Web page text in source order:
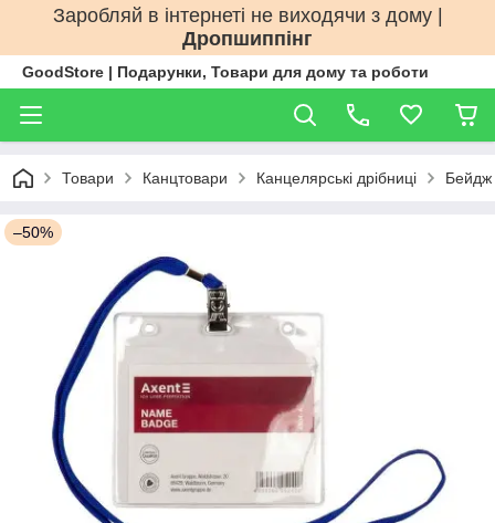
Заробляй в інтернеті не виходячи з дому |
Дропшиппінг
GoodStore | Подарунки, Товари для дому та роботи
Товари Канцтовари Канцелярські дрібниці Бейдж
–50%